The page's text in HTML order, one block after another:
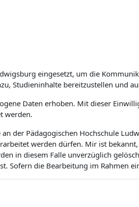
eingesetzt, um die
Studieninhalte bereitzustellen und
Daten erhoben. Mit dieser
werden.
der Pädagogischen Hochschule
werden dürfen. Mir ist
in diesem Falle unverzüglich
Sofern die Bearbeitung im Rahmen